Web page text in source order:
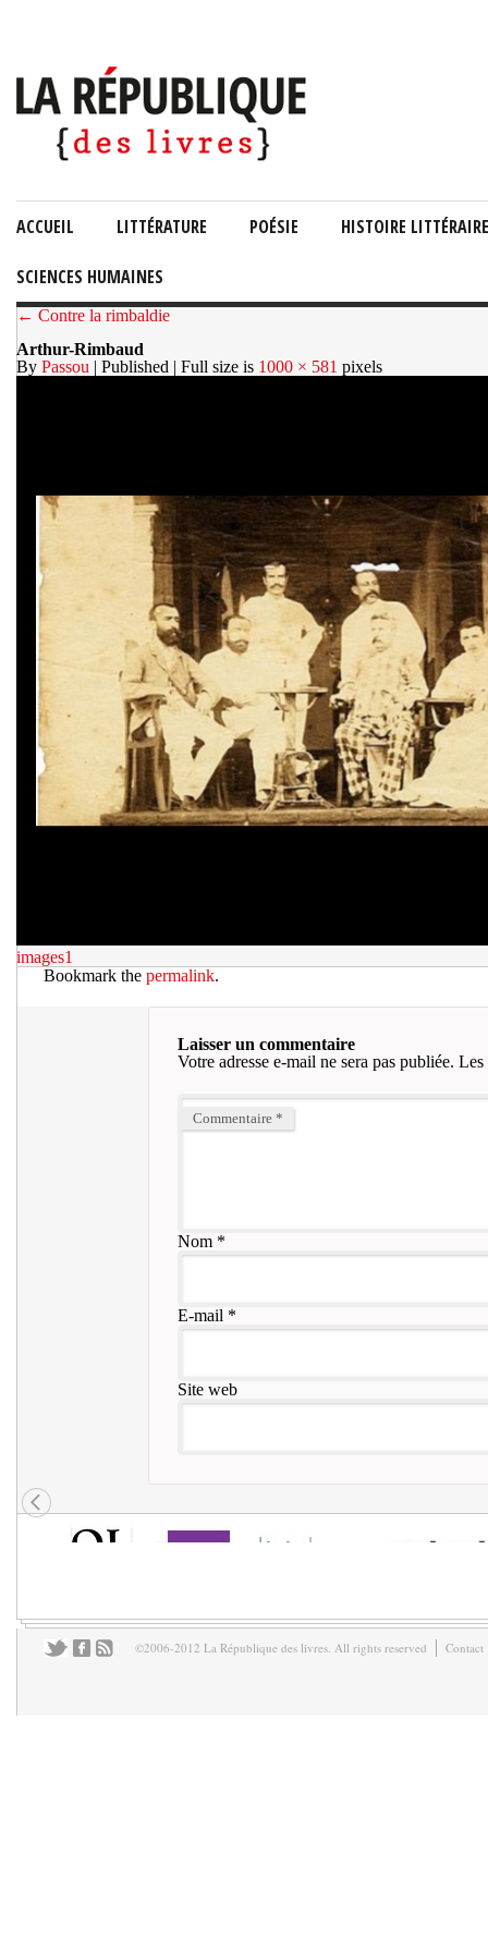
ACCUEIL LITTÉRATURE POÉSIE HISTOIRE LITTÉRAIRE
SCIENCES HUMAINES
← Contre la rimbaldie
Arthur-Rimbaud
By Passou | Published | Full size is 1000 × 581 pixels
images1
Bookmark the permalink.
Laisser un commentaire
Votre adresse e-mail ne sera pas publiée. Les
Commentaire *
Nom*
E-mail *
Site web
©2006-2012 La République des livres. All rights reserved Contact